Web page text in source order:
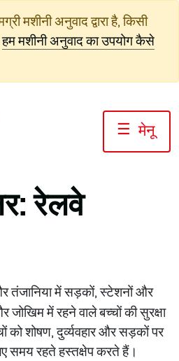
मशीनी अनुवाद द्वारा है, किसी
हम मशीनी अनुवाद का उपयोग कैसे
☰ मेनू
रेलवे
तंजानिया में सड़कों, स्टेशनों और
में रहने वाले बच्चों की सुरक्षा
को शोषण, दुर्व्यवहार और सड़कों पर
समय रहते हस्तक्षेप करते हैं।